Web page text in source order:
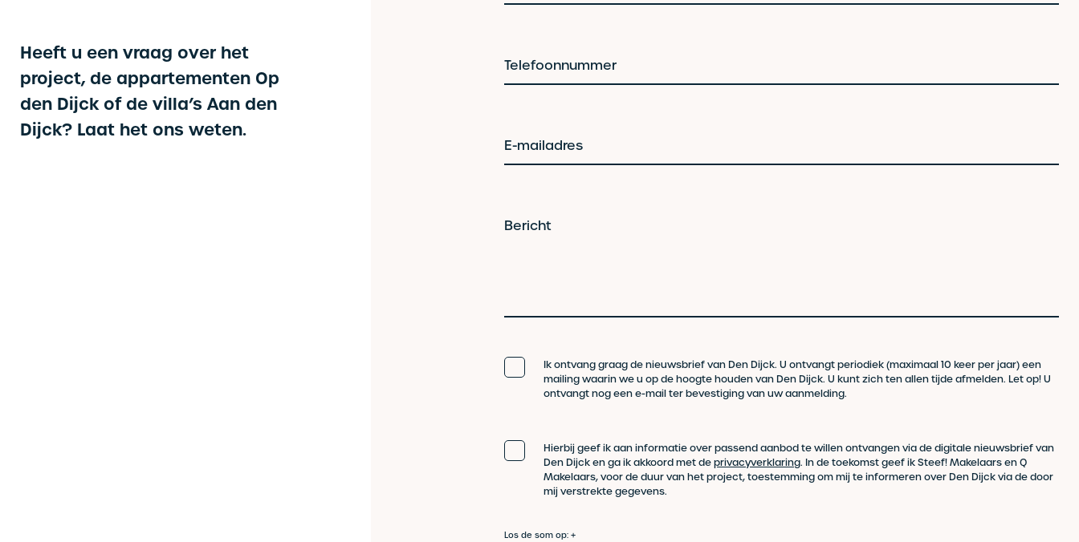
Heeft u een vraag over het
project, de appartementen Op
den Dijck of de villa’s Aan den
Dijck? Laat het ons weten.
Telefoonnummer
E-mailadres
Bericht
Ik ontvang graag de nieuwsbrief van Den Dijck. U ontvangt periodiek (maximaal 10 keer per jaar) een
mailing waarin we u op de hoogte houden van Den Dijck. U kunt zich ten allen tijde afmelden. Let op! U
ontvangt nog een e-mail ter bevestiging van uw aanmelding.
Hierbij geef ik aan informatie over passend aanbod te willen ontvangen via de digitale nieuwsbrief van
Den Dijck en ga ik akkoord met deprivacyverklaring. In de toekomst geef ik Steef! Makelaars en Q
Makelaars, voor de duur van het project, toestemming om mij te informeren over Den Dijck via de door
mij verstrekte gegevens.
Los de som op: +